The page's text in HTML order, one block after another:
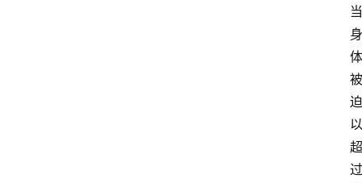
当
身
体
被
迫
以
超
过